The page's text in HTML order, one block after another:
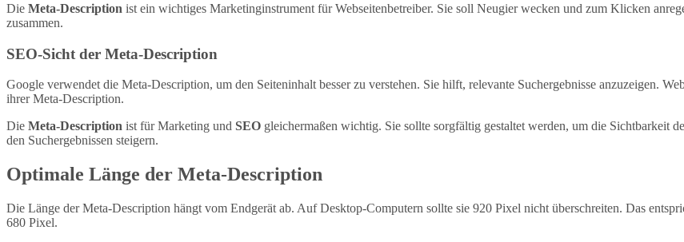
Die Meta-Description ist ein wichtiges Marketinginstrument für Webseitenbetreiber. Sie soll Neugier wecken und zum Klicken
zusammen.
SEO-Sicht der Meta-Description
Google verwendet die Meta-Description, um den Seiteninhalt besser zu verstehen. Sie hilft, relevante Suchergebnisse anzuzeigen.
ihrer Meta-Description.
Die Meta-Description ist für Marketing und SEO gleichermaßen wichtig. Sie sollte sorgfältig gestaltet werden, um die Sichtbarkeit
den Suchergebnissen steigern.
Optimale Länge der Meta-Description
Die Länge der Meta-Description hängt vom Endgerät ab. Auf Desktop-Computern sollte sie 920 Pixel nicht überschreiten. Das
680 Pixel.